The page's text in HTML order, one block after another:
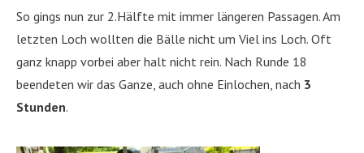
So gings nun zur 2.Hälfte mit immer längeren Passagen. Am
letzten Loch wollten die Bälle nicht um Viel ins Loch. Oft
ganz knapp vorbei aber halt nicht rein. Nach Runde 18
beendeten wir das Ganze, auch ohne Einlochen, nach 3
Stunden.